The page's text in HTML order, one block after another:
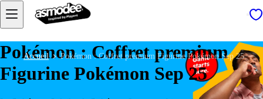
Accueil Pokémon : Coffret premium Figurine Pokémon Sep 25
Pokémon : Coffret premium
Figurine Pokémon Sep 25